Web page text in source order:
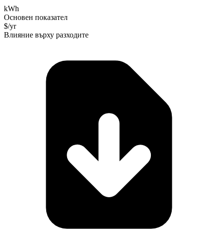
kWh
Основен показател
$/yr
Влияние върху разходите